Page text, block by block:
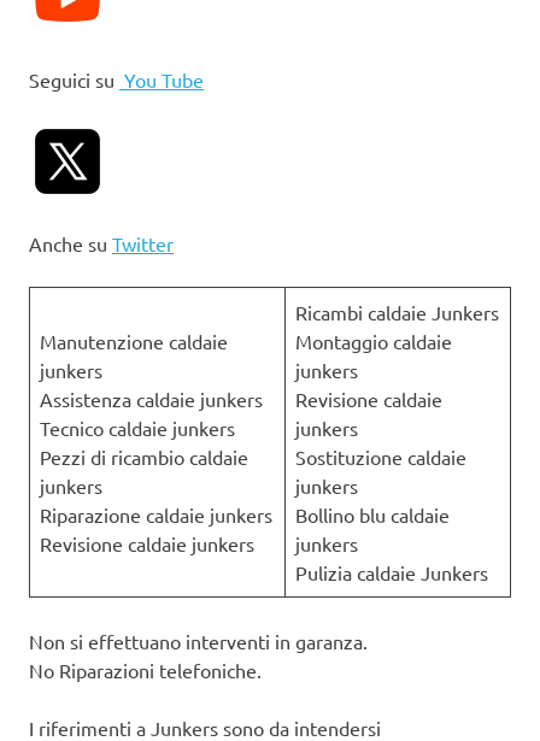
Seguici su You Tube
Anche su Twitter
Manutenzione caldaie
junkers
Assistenza caldaie junkers
Tecnico caldaie junkers
Pezzi di ricambio caldaie
junkers
Riparazione caldaie junkers
Revisione caldaie junkers
Ricambi caldaie Junkers
Montaggio caldaie
junkers
Revisione caldaie
junkers
Sostituzione caldaie
junkers
Bollino blu caldaie
junkers
Pulizia caldaie Junkers
Non si effettuano interventi in garanza.
No Riparazioni telefoniche.
I riferimenti a Junkers sono da intendersi